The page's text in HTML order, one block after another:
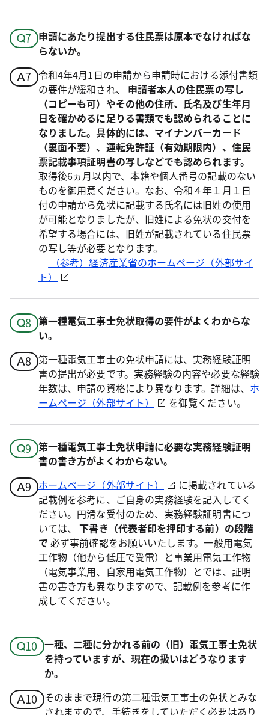
申請にあたり提出する住民票は原本でなければな
らないか。
令和4年4月1日の申請から申請時における添付書類
の要件が緩和され、
申請者本人の住民票の写し
（コピーも可）やその他の住所、氏名及び生年月
日を確かめるに足りる書類でも認められることに
なりました。具体的には、マイナンバーカード
（裏面不要）、運転免許証（有効期限内）、住民
票記載事項証明書の写しなどでも認められます。
取得後6ヵ月以内で、本籍や個人番号の記載のない
ものを御用意ください。なお、令和４年１月１日
付の申請から免状に記載する氏名には旧姓の使用
が可能となりましたが、旧姓による免状の交付を
希望する場合には、旧姓が記載されている住民票
の写し等が必要となります。
（参考）経済産業省のホームページ（外部サイ
ト）
第一種電気工事士免状取得の要件がよくわからな
い。
第一種電気工事士の免状申請には、実務経験証明
書の提出が必要です。実務経験の内容や必要な経験
年数は、申請の資格により異なります。詳細は、 ホ
ームページ（外部サイト）
を御覧ください。
第一種電気工事士免状申請に必要な実務経験証明
書の書き方がよくわからない。
ホームページ（外部サイト）
に掲載されている
記載例を参考に、ご自身の実務経験を記入してく
ださい。円滑な受付のため、実務経験証明書につ
いては、
下書き（代表者印を押印する前）の段階
で 必ず事前確認をお願いいたします。一般用電気
工作物（他から低圧で受電）と事業用電気工作物
（電気事業用、自家用電気工作物）とでは、証明
書の書き方も異なりますので、記載例を参考に作
成してください。
一種、二種に分かれる前の（旧）電気工事士免状
を持っていますが、現在の扱いはどうなります
か。
そのままで現行の第二種電気工事士の免状とみな
されますので、手続きをしていただく必要はあり